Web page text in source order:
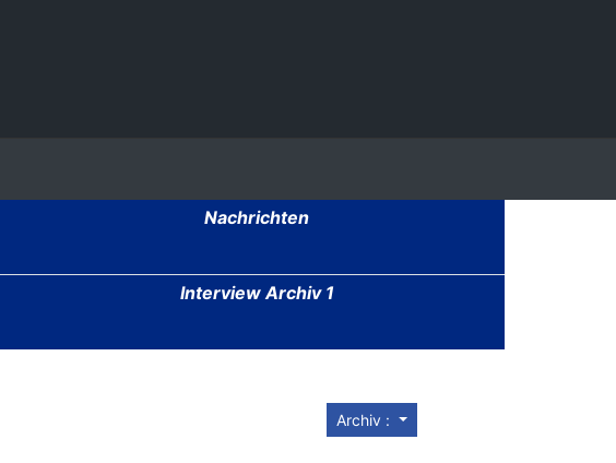
Nachrichten
Interview Archiv 1
Archiv :